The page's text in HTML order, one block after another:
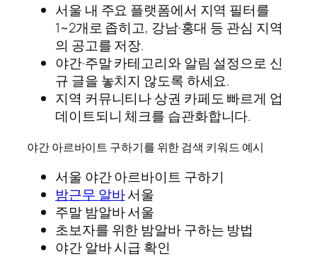
서울 내 주요 플랫폼에서 지역 필터를
1~2개로 좁히고, 강남·홍대 등 관심 지역
의 공고를 저장.
야간·주말 카테고리와 알림 설정으로 신
규 글을 놓치지 않도록 하세요.
지역 커뮤니티나 상권 카페도 빠르게 업
데이트되니 체크를 습관화합니다.
야간 아르바이트 구하기를 위한 검색 키워드 예시
서울 야간 아르바이트 구하기
밤근무 알바서울
주말 밤알바 서울
초보자를 위한 밤알바 구하는 방법
야간 알바 시급 확인